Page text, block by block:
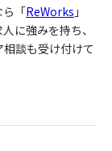
ら「ReWorks 」
に強みを持ち、
談も受け付けて